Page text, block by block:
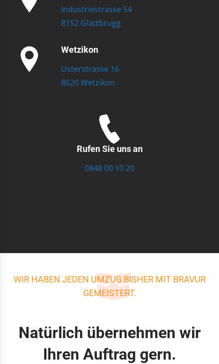
Industriestrasse 54
8152 Glattbrugg
Wetzikon
Usterstrasse 16
8620 Wetzikon
Rufen Sie uns an
0848 00 10 20
WIR HABEN JEDEN UMZUG BISHER MIT BRAVUR
GEMEISTERT.
Natürlich übernehmen wir
Ihren Auftrag gern.